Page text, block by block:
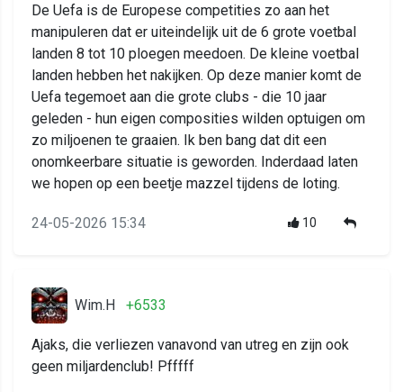
De Uefa is de Europese competities zo aan het
manipuleren dat er uiteindelijk uit de 6 grote voetbal
landen 8 tot 10 ploegen meedoen. De kleine voetbal
landen hebben het nakijken. Op deze manier komt de
Uefa tegemoet aan die grote clubs - die 10 jaar
geleden - hun eigen composities wilden optuigen om
zo miljoenen te graaien. Ik ben bang dat dit een
onomkeerbare situatie is geworden. Inderdaad laten
we hopen op een beetje mazzel tijdens de loting.
24-05-2026 15:34 10
Wim.H +6533
Ajaks, die verliezen vanavond van utreg en zijn ook
geen miljardenclub! Pfffff